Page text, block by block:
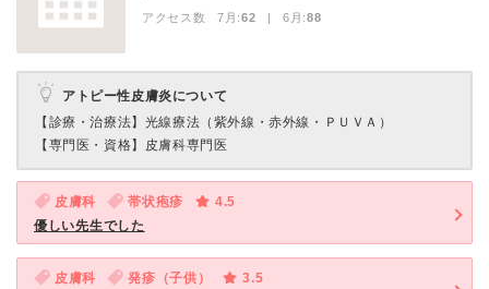
アクセス数 7月:62 | 6月:88
アトピー性皮膚炎について
【診療・治療法】 光線療法（紫外線・赤外線・ＰＵＶＡ）
【専門医・資格】 皮膚科専門医
皮膚科 帯状疱疹
4.5
優しい先生でした
皮膚科 発疹（子供）
3.5